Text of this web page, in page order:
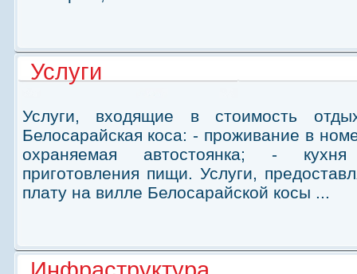
Услуги
Услуги, входящие в стоимость
Белосарайская коса: - проживание в
охраняемая автостоянка; - кухня
приготовления пищи. Услуги,
плату на вилле Белосарайской косы ...